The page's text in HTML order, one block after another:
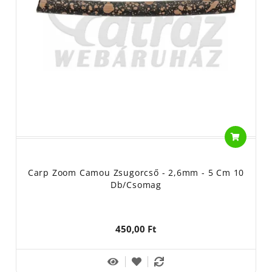
Carp Zoom Camou Zsugorcső - 2,6mm - 5 Cm 10
Db/csomag
450,00 Ft